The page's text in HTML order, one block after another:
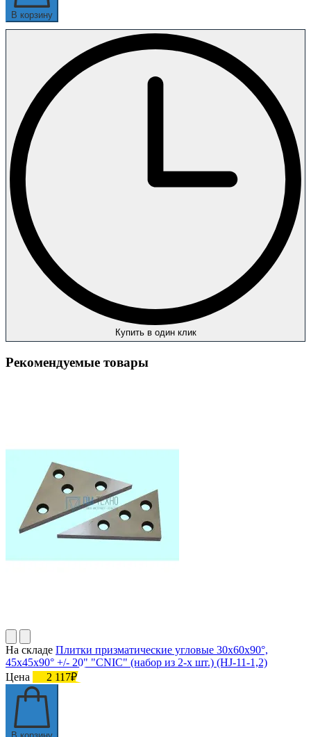
В корзину
Купить в один клик
Рекомендуемые товары
На складе Плитки призматические угловые 30х60х90°,
45х45х90° +/- 20" "CNIC" (набор из 2-х шт.) (HJ-11-1,2)
Цена
2 117₽